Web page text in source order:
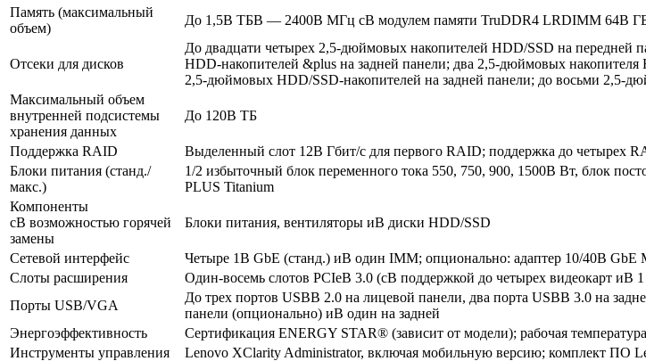
Память (максимальный
объем)
До 1,5В ТБВ — 2400В МГц сВ модулем памяти TruDDR4 LRDIMM 64В
Отсеки для дисков
До двадцати четырех 2,5-дюймовых накопителей HDD/SSD на
HDD-накопителей &plus на задней панели; два 2,5-дюймовых
2,5-дюймовых HDD/SSD-накопителей на задней панели; до восьми 2,5-
Максимальный объем
внутренней подсистемы
хранения данных
До 120В ТБ
Поддержка RAID
Выделенный слот 12В Гбит/с для первого RAID; поддержка до четырех
Блоки питания (станд./
макс.)
1/2 избыточный блок переменного тока 550, 750, 900, 1500В Вт, блок
PLUS Titanium
Компоненты
сВ возможностью горячей
замены
Блоки питания, вентиляторы иВ диски HDD/SSD
Сетевой интерфейс
Четыре 1В GbE (станд.) иВ один IMM; опционально: адаптер 10/40В GbE
Слоты расширения
Один-восемь слотов PCIeВ 3.0 (сВ поддержкой до четырех видеокарт
Порты USB/VGA
До трех портов USBВ 2.0 на лицевой панели, два порта USBВ 3.0 на
панели (опционально) иВ один на задней
Энергоэффективность
Сертификация ENERGY STAR® (зависит от модели); рабочая
Инструменты управления
Lenovo XClarity Administrator, включая мобильную версию; комплект ПО